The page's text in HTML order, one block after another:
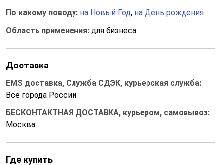
По какому поводу: на Новый Год, на День рождения
Область применения: для бизнеса
Доставка
EMS доставка, Служба СДЭК, курьерская служба:
Все города России
БЕСКОНТАКТНАЯ ДОСТАВКА, курьером, самовывоз:
Москва
Где купить